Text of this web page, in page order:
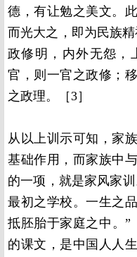
德，有让勉之美文。
而光大之，即为民族
政修明，内外无怨，
官，则一官之政修；
之政理。［3］
从以上训示可知，家
基础作用，而家族中
的一项，就是家风家
最初之学校。一生之
抵胚胎于家庭之中。”
的课文，是中国人人